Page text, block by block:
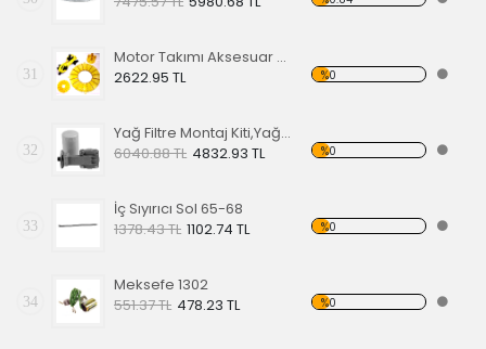
31
Motor Takımı Aksesuar Kiti Sarı
2622.95 TL
%0
32
Yağ Filtre Montaj Kiti,Yağ Filtresi Dahil
6040.88 TL 4832.93 TL %0
33
İç Sıyırıcı Sol 65-68
1378.43 TL 1102.74 TL %0
34
Meksefe 1302
551.37 TL 478.23 TL %0